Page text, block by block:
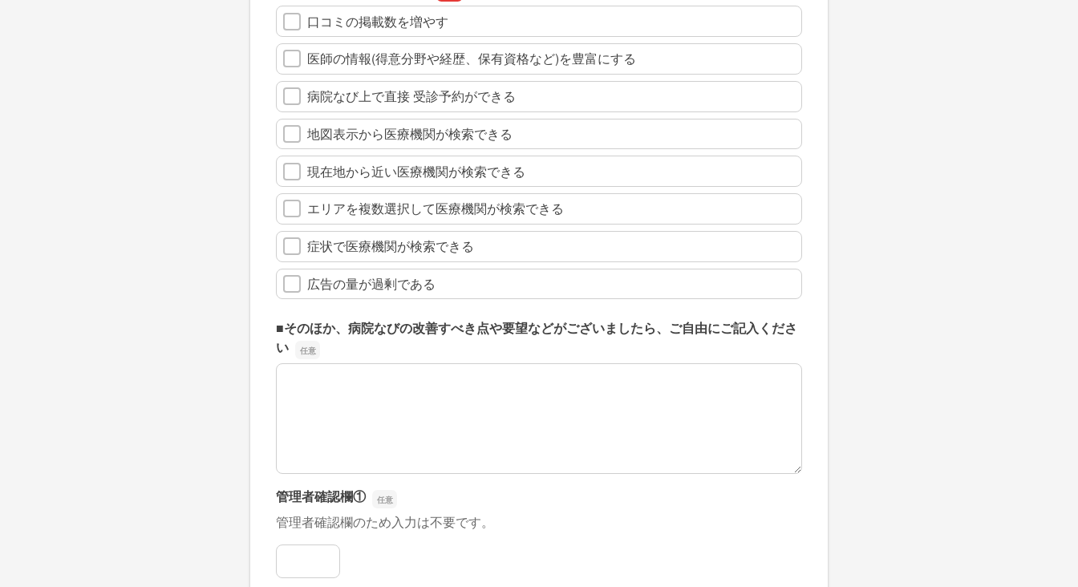
口コミの掲載数を増やす
医師の情報(得意分野や経歴、保有資格など)を豊富にする
病院なび上で直接 受診予約ができる
地図表示から医療機関が検索できる
現在地から近い医療機関が検索できる
エリアを複数選択して医療機関が検索できる
症状で医療機関が検索できる
広告の量が過剰である
■そのほか、病院なびの改善すべき点や要望などがございましたら、ご自由にご記入くださ
い
■そのほか、病院なびの改善すべき点や要望などがございましたら、ご自由にご記入ください
管理者確認欄①
管理者確認欄のため入力は不要です。
管理者確認欄①